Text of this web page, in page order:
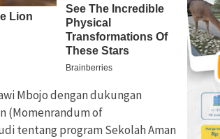
Mbojo dengan dukungan
(Momenrandum of
tentang program Sekolah Aman